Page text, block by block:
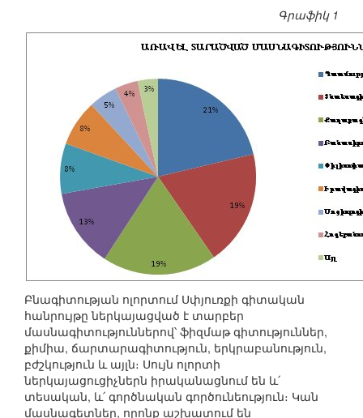
Գրաֆիկ 1
Բնագիտության ոլորտում Սփյուռքի գիտական
հանրույթը ներկայացված է տարբեր
մասնագիտություններով՝ ֆիզմաթ գիտություններ,
քիմիա, ճարտարագիտություն, երկրաբանություն,
բժշկություն և այլն։ Սույն ոլորտի
ներկայացուցիչներն իրականացնում են և՛
տեսական, և՛ գործնական գործունեություն։ Կան
մասնագետներ, որոնք աշխատում են